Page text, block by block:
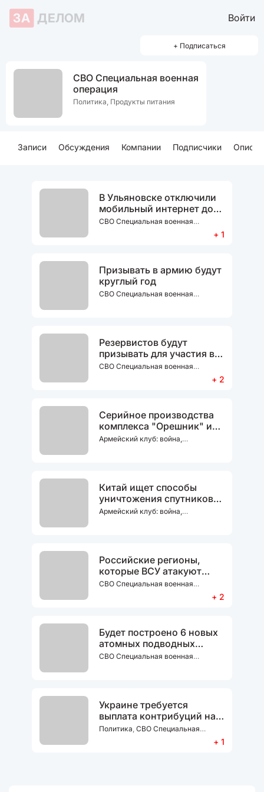
ЗА ДЕЛОМ Войти
+ Подписаться
СВО Специальная военная
операция
Политика, Продукты питания
Записи Обсуждения Компании Подписчики
В Ульяновске отключили
мобильный интернет до
конца СВО
СВО Специальная военная
+ 1
Призывать в армию будут
круглый год
СВО Специальная военная
Резервистов будут
призывать для участия в
военных операциях за
СВО Специальная военная
+ 2
Серийное производства
комплекса "Орешник" и
передача его в войска
Армейский клуб: война,
Китай ищет способы
уничтожения спутников
Starlink
Армейский клуб: война,
Российские регионы,
которые ВСУ атакуют
чаще всего
СВО Специальная военная
+ 2
Будет построено 6 новых
атомных подводных
лодок до 2030 года
СВО Специальная военная
Украине требуется
выплата контрибуций на
сумму 500 млрд.
долларов, как утверждает
Политика, СВО Специальная
+ 1